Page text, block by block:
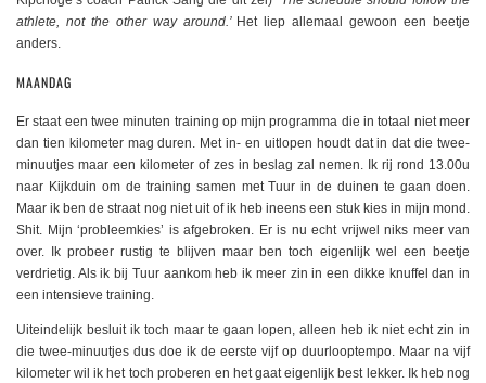
athlete, not the other way around.’ Het liep allemaal gewoon een beetje
anders.
MAANDAG
Er staat een twee minuten training op mijn programma die in totaal niet meer
dan tien kilometer mag duren. Met in- en uitlopen houdt dat in dat die twee-
minuutjes maar een kilometer of zes in beslag zal nemen. Ik rij rond 13.00u
naar Kijkduin om de training samen met Tuur in de duinen te gaan doen.
Maar ik ben de straat nog niet uit of ik heb ineens een stuk kies in mijn mond.
Shit. Mijn ‘probleemkies’ is afgebroken. Er is nu echt vrijwel niks meer van
over. Ik probeer rustig te blijven maar ben toch eigenlijk wel een beetje
verdrietig. Als ik bij Tuur aankom heb ik meer zin in een dikke knuffel dan in
een intensieve training.
Uiteindelijk besluit ik toch maar te gaan lopen, alleen heb ik niet echt zin in
die twee-minuutjes dus doe ik de eerste vijf op duurlooptempo. Maar na vijf
kilometer wil ik het toch proberen en het gaat eigenlijk best lekker. Ik heb nog